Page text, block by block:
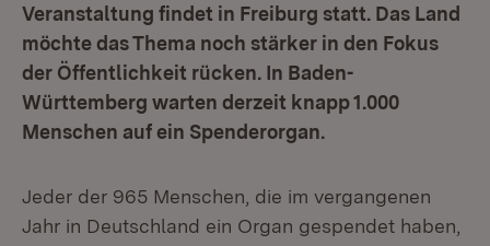
Veranstaltung findet in Freiburg statt. Das Land
möchte das Thema noch stärker in den Fokus
der Öffentlichkeit rücken. In Baden-
Württemberg warten derzeit knapp 1.000
Menschen auf ein Spenderorgan.
Jeder der 965 Menschen, die im vergangenen
Jahr in Deutschland ein Organ gespendet haben,